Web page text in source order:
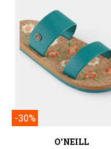
-30%
O'NEILL